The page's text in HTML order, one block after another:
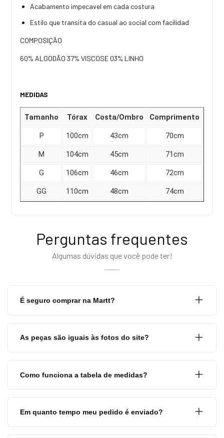
Acabamento impecavel em cada costura
Estilo que transita do casual ao social com facilidad
COMPOSIÇÃO
60% ALGODÃO 37% VISCOSE 03% LINHO
MEDIDAS
Tamanho Tórax Costa/Ombro Comprimento
P 100cm 43cm 70cm
M 104cm 45cm 71cm
G 106cm 46cm 72cm
GG 110cm 48cm 74cm
Perguntas frequentes
Algumas dúvidas que você pode ter!
É seguro comprar na Martt?
As peças são iguais às fotos do site?
Como funciona a tabela de medidas?
Em quanto tempo meu pedido é enviado?